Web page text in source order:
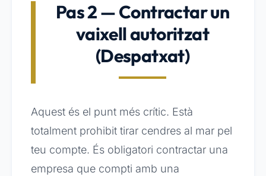
Pas 2 — Contractar un
vaixell autoritzat
(Despatxat)
Aquest és el punt més crític. Està
totalment prohibit tirar cendres al mar pel
teu compte. És obligatori contractar una
empresa que compti amb una